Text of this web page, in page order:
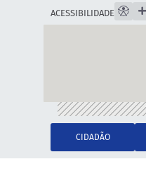
ACESSIBILIDADE
CIDADÃO